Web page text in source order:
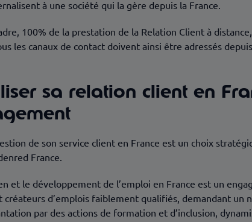
à une société qui la gère depuis la France.
100% de la prestation de la Relation Client à
les canaux de contact doivent ainsi être adressés
sa relation client en
de son service client en France est un choix
France.
et le développement de l’emploi en France est un
d’emplois faiblement qualifiés, demandant un
par des actions de formation et d’inclusion,